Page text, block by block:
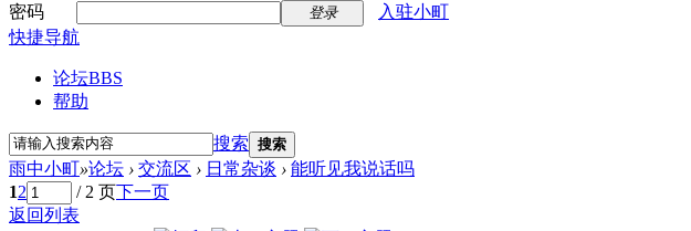
密码
登录
入驻小町
快捷导航
论坛BBS
帮助
搜索 搜索
雨中小町»论坛 › 交流区 › 日常杂谈 › 能听见我说话吗
12 / 2 页下一页
返回列表